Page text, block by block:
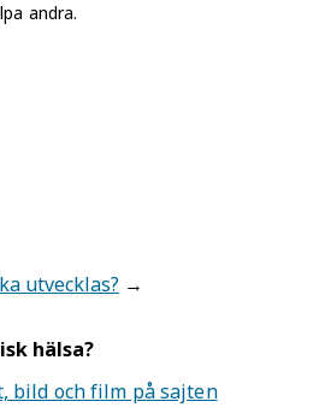
andra.
utvecklas?
hälsa?
bild och film på sajten